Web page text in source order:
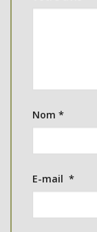
Nom *
E-mail *